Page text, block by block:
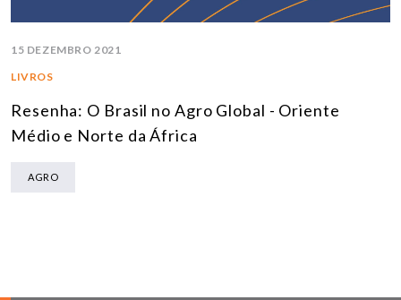
15 DEZEMBRO 2021
LIVROS
Resenha: O Brasil no Agro Global - Oriente
Médio e Norte da África
AGRO